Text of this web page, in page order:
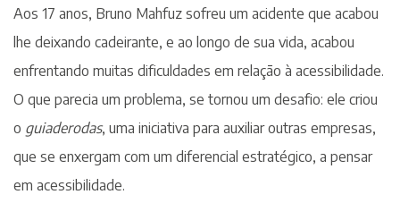
Aos 17 anos, Bruno Mahfuz sofreu um acidente que acabou
lhe deixando cadeirante, e ao longo de sua vida, acabou
enfrentando muitas dificuldades em relação à acessibilidade.
O que parecia um problema, se tornou um desafio: ele criou
o guiaderodas, uma iniciativa para auxiliar outras empresas,
que se enxergam com um diferencial estratégico, a pensar
em acessibilidade.